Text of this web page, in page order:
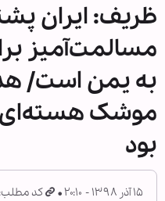
ظریف: ایران
مسالمت‌آمیز
به یمن است/
موشک هسته‌ای
بود
۱۵ آذر ۱۳۹۸ - ۲۰:۱۰ کد مطلب: